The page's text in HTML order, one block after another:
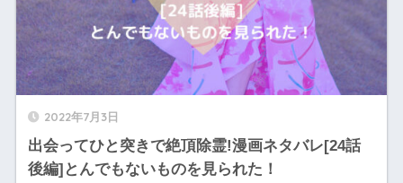
2022年7月3日
出会ってひと突きで絶頂除霊!漫画ネタバレ[24話
後編]とんでもないものを見られた！